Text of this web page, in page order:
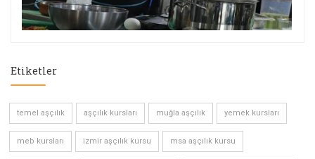
Etiketler
temel aşçılık aşçılık kursları muğla aşçılık yemek kursları
meb kursları izmir aşçılık kursu msa aşçılık kursu